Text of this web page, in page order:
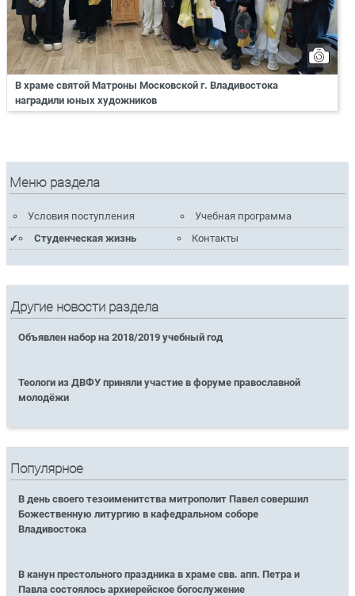
В храме святой Матроны Московской г. Владивостока
наградили юных художников
Меню раздела
Условия поступления
Учебная программа
Студенческая жизнь
Контакты
Другие новости раздела
Объявлен набор на 2018/2019 учебный год
Теологи из ДВФУ приняли участие в форуме православной
молодёжи
Популярное
В день своего тезоименитства митрополит Павел совершил
Божественную литургию в кафедральном соборе
Владивостока
В канун престольного праздника в храме свв. апп. Петра и
Павла состоялось архиерейское богослужение